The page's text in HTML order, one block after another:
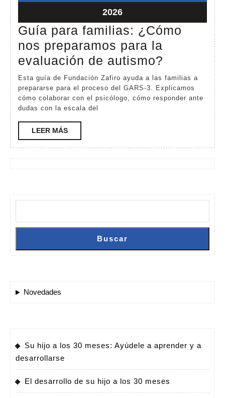
2026
2026marzo
2,
2026
Guía para familias: ¿Cómo
nos preparamos para la
evaluación de autismo?
para
familias:
¿Cómo
para
Esta guía de Fundación Zafiro ayuda a las familias a
prepararse para el proceso del GARS-3. Explicamos
cómo colaborar con el psicólogo, cómo responder ante
dudas con la escala del
LEER MÁSLEER
MÁS
Buscar
Novedades
Su hijo a los 30 meses: Ayúdele a aprender y a
desarrollarse
El desarrollo de su hijo a los 30 meses